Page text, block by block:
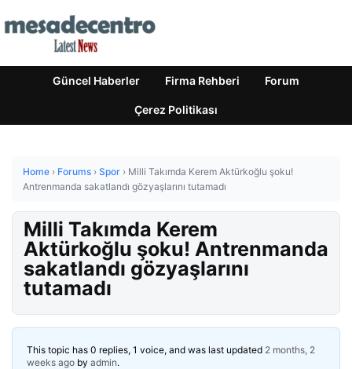
Güncel Haberler Firma Rehberi Forum
Çerez Politikası
Home › Forums › Spor › Milli Takımda Kerem Aktürkoğlu şoku!
Antrenmanda sakatlandı gözyaşlarını tutamadı
Milli Takımda Kerem
Aktürkoğlu şoku! Antrenmanda
sakatlandı gözyaşlarını
tutamadı
This topic has 0 replies, 1 voice, and was last updated 2 months, 2
weeks ago by admin.